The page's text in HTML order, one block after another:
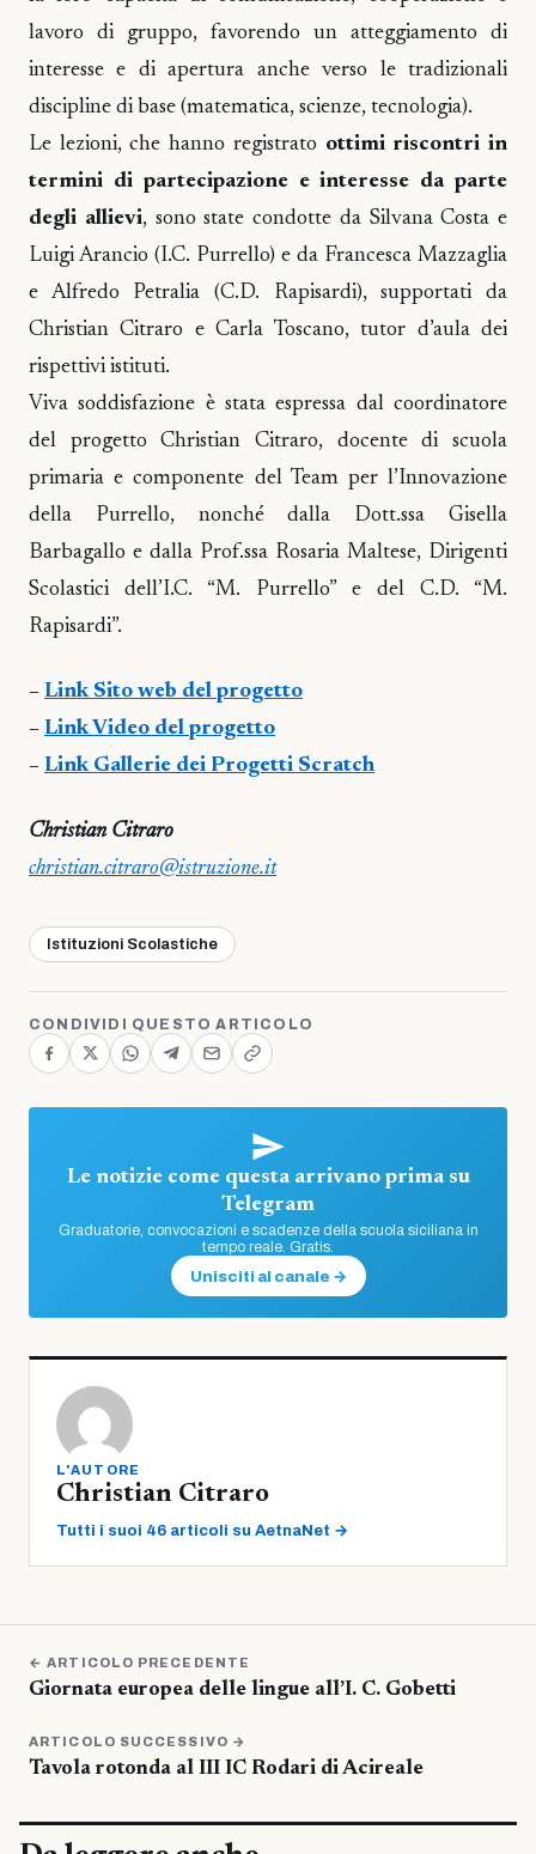
lavoro di gruppo, favorendo un atteggiamento di
interesse e di apertura anche verso le tradizionali
discipline di base (matematica, scienze, tecnologia).
Le lezioni, che hanno registrato ottimi riscontri in
termini di partecipazione e interesse da parte
degli allievi, sono state condotte da Silvana Costa e
Luigi Arancio (I.C. Purrello) e da Francesca Mazzaglia
e Alfredo Petralia (C.D. Rapisardi), supportati da
Christian Citraro e Carla Toscano, tutor d’aula dei
rispettivi istituti.
Viva soddisfazione è stata espressa dal coordinatore
del progetto Christian Citraro, docente di scuola
primaria e componente del Team per l’Innovazione
della Purrello, nonché dalla Dott.ssa Gisella
Barbagallo e dalla Prof.ssa Rosaria Maltese, Dirigenti
Scolastici dell’I.C. “M. Purrello” e del C.D. “M.
Rapisardi”.
– Link Sito web del progetto
– Link Video del progetto
– Link Gallerie dei Progetti Scratch
Christian Citraro
christian.citraro@istruzione.it
Istituzioni Scolastiche
CONDIVIDI QUESTO ARTICOLO
Le notizie come questa arrivano prima su
Telegram
Graduatorie, convocazioni e scadenze della scuola siciliana in
tempo reale. Gratis.
Unisciti al canale →
L'AUTORE
Christian Citraro
Tutti i suoi 46 articoli su AetnaNet →
← ARTICOLO PRECEDENTE
Giornata europea delle lingue all’I. C. Gobetti
ARTICOLO SUCCESSIVO →
Tavola rotonda al III IC Rodari di Acireale